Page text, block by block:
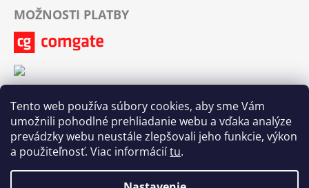
Tento web používa súbory cookies, aby sme Vám
umožnili pohodlné prehliadanie webu a vďaka analýze
prevádzky webu neustále zlepšovali jeho funkcie, výkon
a použiteľnosť. Viac informáciítu.
MOŽNOSTI PLATBY